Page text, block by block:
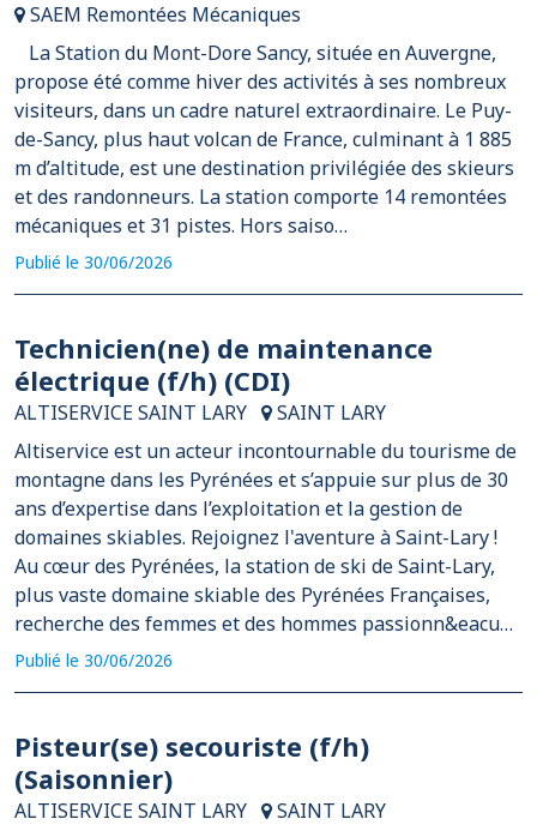
SAEM Remontées Mécaniques
La Station du Mont-Dore Sancy, située en Auvergne,
propose été comme hiver des activités à ses nombreux
visiteurs, dans un cadre naturel extraordinaire. Le Puy-
de-Sancy, plus haut volcan de France, culminant à 1 885
m d’altitude, est une destination privilégiée des skieurs
et des randonneurs. La station comporte 14 remontées
mécaniques et 31 pistes. Hors saiso…
Publié le 30/06/2026
Technicien(ne) de maintenance
électrique (f/h) (CDI)
ALTISERVICE SAINT LARY
SAINT LARY
Altiservice est un acteur incontournable du tourisme de
montagne dans les Pyrénées et s’appuie sur plus de 30
ans d’expertise dans l’exploitation et la gestion de
domaines skiables. Rejoignez l'aventure à Saint-Lary !
Au cœur des Pyrénées, la station de ski de Saint-Lary,
plus vaste domaine skiable des Pyrénées Françaises,
recherche des femmes et des hommes passionn&eacu…
Publié le 30/06/2026
Pisteur(se) secouriste (f/h)
(Saisonnier)
ALTISERVICE SAINT LARY
SAINT LARY